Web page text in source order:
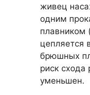
живец
одним
плавником
цепляется
брюшных
риск схода
уменьшен.